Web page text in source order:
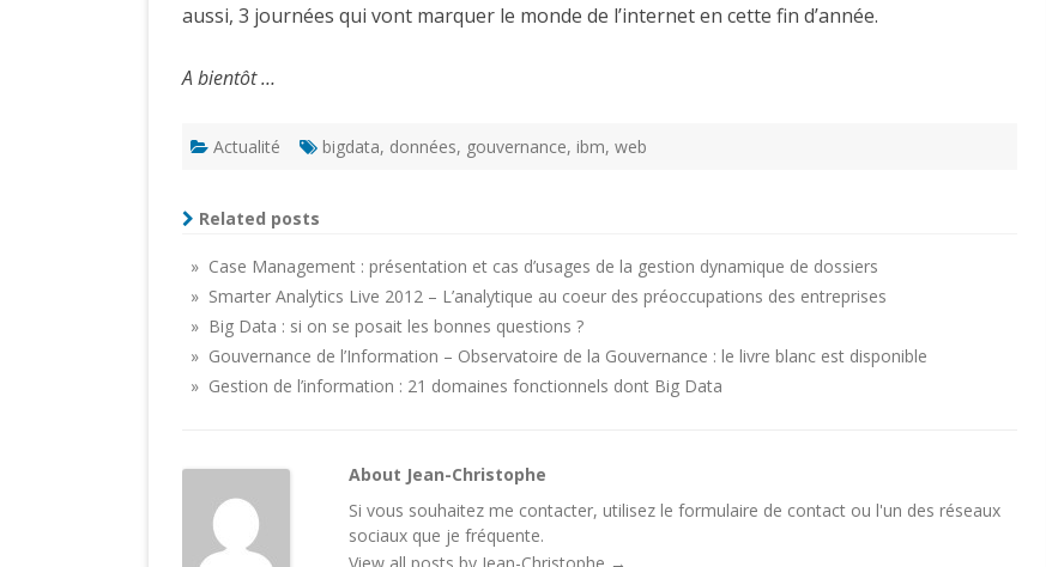
aussi, 3 journées qui vont marquer le monde de l’internet en cette fin d’année.
A bientôt …
Actualité bigdata, données, gouvernance, ibm, web
Related posts
» Case Management : présentation et cas d’usages de la gestion dynamique de dossiers
» Smarter Analytics Live 2012 – L’analytique au coeur des préoccupations des entreprises
» Big Data : si on se posait les bonnes questions ?
» Gouvernance de l’Information – Observatoire de la Gouvernance : le livre blanc est disponible
» Gestion de l’information : 21 domaines fonctionnels dont Big Data
About Jean-Christophe
Si vous souhaitez me contacter, utilisez leformulaire de contact ou l'un desréseaux
sociaux que je fréquente.
View all posts by Jean-Christophe →